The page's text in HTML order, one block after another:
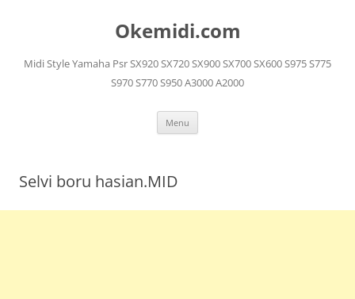
Okemidi.com
Midi Style Yamaha Psr SX920 SX720 SX900 SX700 SX600 S975 S775
S970 S770 S950 A3000 A2000
Menu
Selvi boru hasian.MID